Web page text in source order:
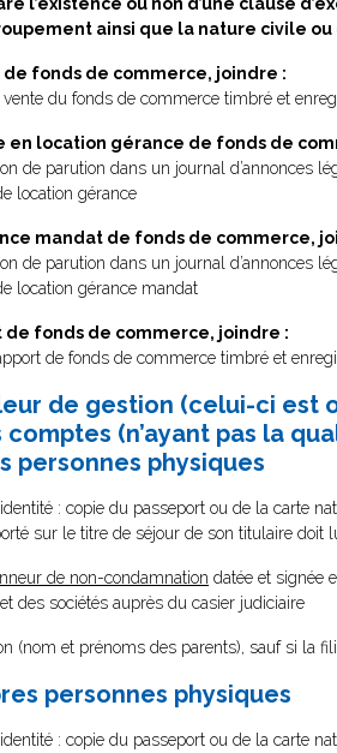
ainsi que la nature civile
fonds de commerce, joindre :
du fonds de commerce timbré et
en location gérance de fonds de
de parution dans un journal d’annonces
location gérance
mandat de fonds de commerce,
de parution dans un journal d’annonces
location gérance mandat
de fonds de commerce, joindre :
de fonds de commerce timbré et
de gestion (celui-ci est
(n’ayant pas la
personnes physiques
: copie du passeport ou de la carte
sur le titre de séjour de son titulaire doit
de non-condamnation datée et signée
des sociétés auprès du casier judiciaire
(nom et prénoms des parents), sauf si la
personnes physiques
: copie du passeport ou de la carte